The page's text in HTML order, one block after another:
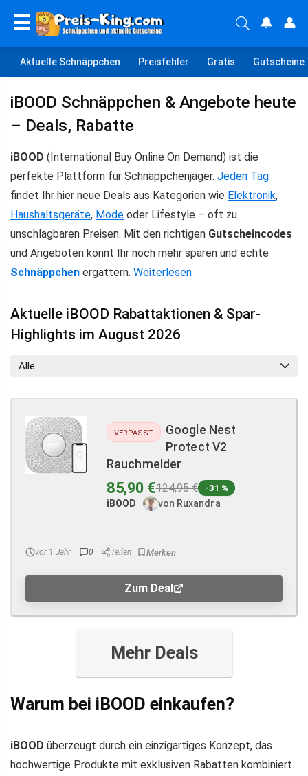
☰ 🔔 👤
Aktuelle Schnäppchen Preisfehler Gratis Gutscheine
iBOOD Schnäppchen & Angebote heute
– Deals, Rabatte
iBOOD (International Buy Online On Demand) ist die
perfekte Plattform für Schnäppchenjäger. Jeden Tag
findet Ihr hier neue Deals aus Kategorien wie Elektronik,
Haushaltsgeräte, Mode oder Lifestyle – oft zu
unschlagbaren Preisen. Mit den richtigen Gutscheincodes
und Angeboten könnt Ihr noch mehr sparen und echte
Schnäppchen ergattern. Weiterlesen
Aktuelle iBOOD Rabattaktionen & Spar-
Highlights im August 2026
Alle
VERPASST
Google Nest
Protect V2
Rauchmelder
85,90 €124,95 € -31 %
iBOOD von Ruxandra
vor 1 Jahr 0 Teilen
Zum Deal
Mehr Deals
Warum bei iBOOD einkaufen?
iBOOD überzeugt durch ein einzigartiges Konzept, das
hochwertige Produkte mit exklusiven Rabatten kombiniert.